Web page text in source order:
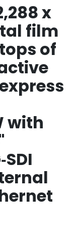
x
film
of
with